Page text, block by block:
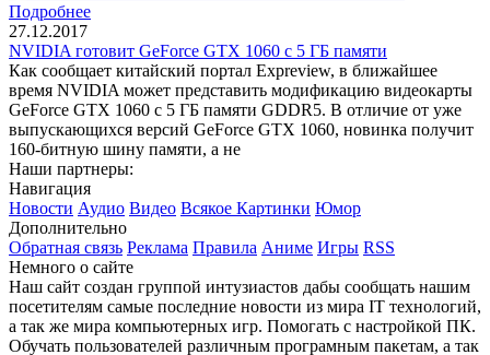
Подробнее
27.12.2017
NVIDIA готовит GeForce GTX 1060 с 5 ГБ памяти
Как сообщает китайский портал Expreview, в ближайшее
время NVIDIA может представить модификацию видеокарты
GeForce GTX 1060 с 5 ГБ памяти GDDR5. В отличие от уже
выпускающихся версий GeForce GTX 1060, новинка получит
160-битную шину памяти, а не
Наши партнеры:
Навигация
Новости Аудио Видео Всякое Картинки Юмор
Дополнительно
Обратная связь Реклама Правила Аниме Игры RSS
Немного о сайте
Наш сайт создан группой интузиастов дабы сообщать нашим
посетителям самые последние новости из мира IT технологий,
а так же мира компьютерных игр. Помогать с настройкой ПК.
Обучать пользователей различным програмным пакетам, а так